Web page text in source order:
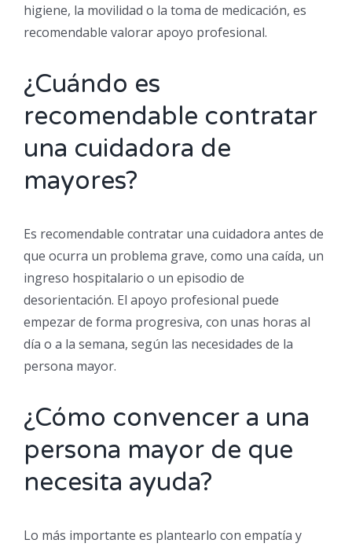
higiene, la movilidad o la toma de medicación, es
recomendable valorar apoyo profesional.
¿Cuándo es
recomendable contratar
una cuidadora de
mayores?
Es recomendable contratar una cuidadora antes de
que ocurra un problema grave, como una caída, un
ingreso hospitalario o un episodio de
desorientación. El apoyo profesional puede
empezar de forma progresiva, con unas horas al
día o a la semana, según las necesidades de la
persona mayor.
¿Cómo convencer a una
persona mayor de que
necesita ayuda?
Lo más importante es plantearlo con empatía y